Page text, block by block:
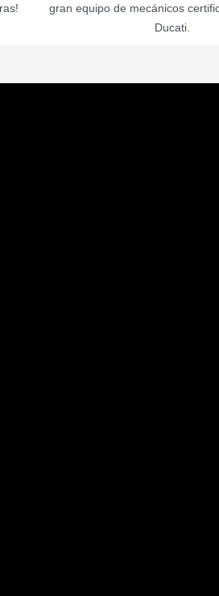
gran equipo de mecánicos
Ducati.